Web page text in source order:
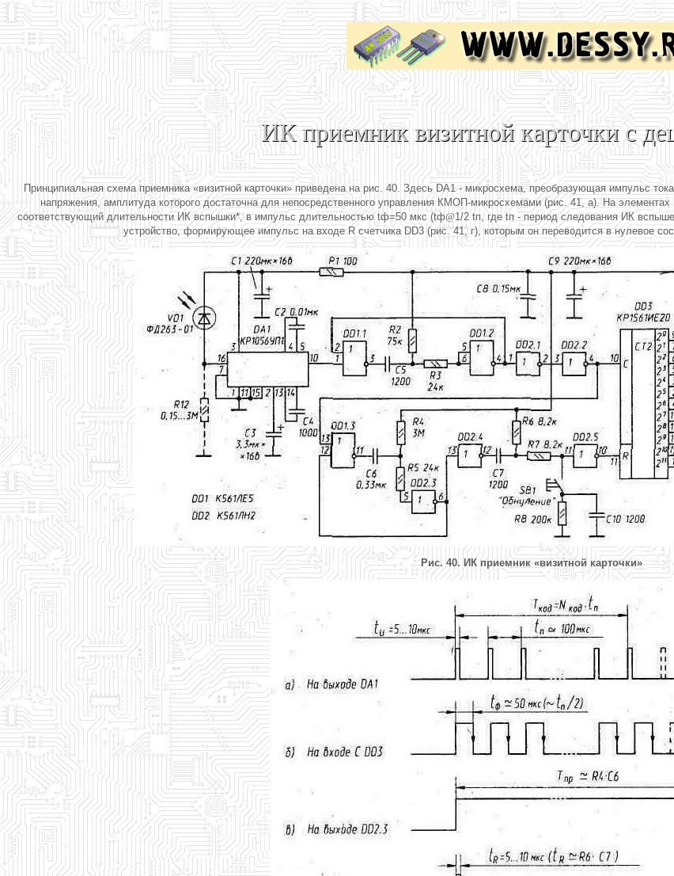
ИК приемник визитной карточки с
Принципиальная схема приемника «визитной карточки» приведена на рис. 40. Здесь DA1 - микросхема, преобразующая импульс
напряжения, амплитуда которого достаточна для непосредственного управления КМОП-микросхемами (рис. 41, а). На
соответствующий длительности ИК вспышки*, в импульс длительностью tф=50 мкс (tф@1/2 tп, где tп - период следования ИК
устройство, формирующее импульс на входе R счетчика DD3 (рис. 41, г), которым он переводится в нулевое
Рис. 40. ИК приемник «визитной карточки»